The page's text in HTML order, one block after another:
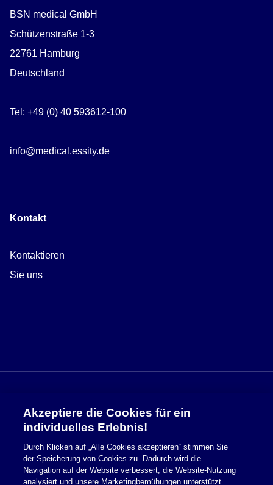
BSN medical GmbH
Schützenstraße 1-3
22761 Hamburg
Deutschland
Tel: +49 (0) 40 593612-100
info@medical.essity.de
Kontakt
Kontaktieren
Sie uns
Sicherheitsinformationen
Nutzungsbedingungen
Cookie Richtlinie
Akzeptiere die Cookies für ein
individuelles Erlebnis!
Durch Klicken auf „Alle Cookies akzeptieren“ stimmen Sie
der Speicherung von Cookies zu. Dadurch wird die
Navigation auf der Website verbessert, die Website-Nutzung
analysiert und unsere Marketingbemühungen unterstützt.